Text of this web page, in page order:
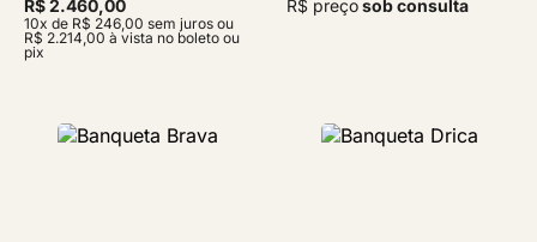
R$ 2.460,00
10x de R$ 246,00 sem juros ou
R$ 2.214,00 à vista no boleto ou
pix
R$ preçosob consulta